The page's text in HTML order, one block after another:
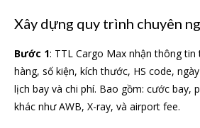
Xây dựng quy trình chuyên
Bước 1: TTL Cargo Max nhận thông tin
hàng, số kiện, kích thước, HS code,
lịch bay và chi phí. Bao gồm: cước bay,
khác như AWB, X-ray, và airport fee.